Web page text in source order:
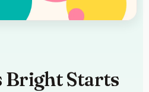
Bright Starts